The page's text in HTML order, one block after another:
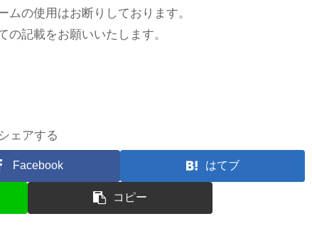
の使用はお断りしております。
記載をお願いいたします。
シェアする
Facebook はてブ
コピー